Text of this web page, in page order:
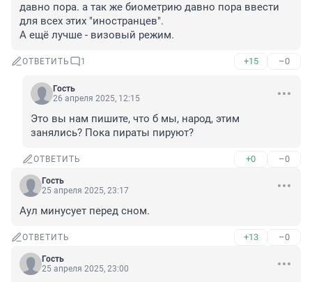
давно пора. а так же биометрию давно пора ввести
для всех этих "иностранцев".
А ещё лучше - визовый режим.
ОТВЕТИТЬ 1 +15 –0
Гость
26 апреля 2025, 12:15
Это вы нам пишите, что б мы, народ, этим
занялись? Пока пираты пируют?
ОТВЕТИТЬ +0 –0
Гость
25 апреля 2025, 23:17
Аул минусует перед сном.
ОТВЕТИТЬ +13 –0
Гость
25 апреля 2025, 23:00